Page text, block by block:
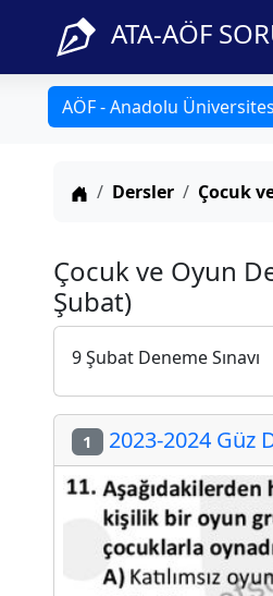
ATA-AÖF
AÖF - Anadolu
Anasayfa
Dersler Çocuk
Çocuk ve Oyun
Şubat)
9 Şubat Deneme Sınavı
1 2023-2024 Güz